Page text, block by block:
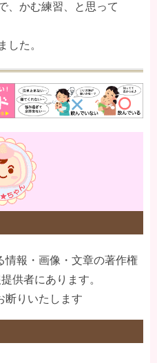
、かむ練習、と思って
した。
情報・画像・文章の著作権
供者にあります。
断りいたします